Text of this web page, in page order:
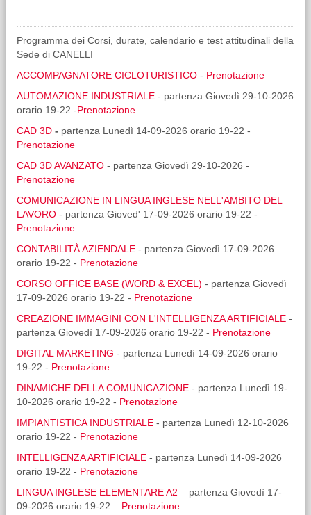
Programma dei Corsi, durate, calendario e test attitudinali della
Sede di CANELLI
ACCOMPAGNATORE CICLOTURISTICO- Prenotazione
AUTOMAZIONE INDUSTRIALE- partenza Giovedì 29-10-2026
orario 19-22 - Prenotazione
CAD 3D- partenza Lunedì 14-09-2026 orario 19-22 -
Prenotazione
CAD 3D AVANZATO- partenza Giovedì 29-10-2026 -
Prenotazione
COMUNICAZIONE IN LINGUA INGLESE NELL'AMBITO DEL
LAVORO- partenza Gioved' 17-09-2026 orario 19-22 -
Prenotazione
CONTABILITÀ AZIENDALE- partenza Giovedì 17-09-2026
orario 19-22 - Prenotazione
CORSO OFFICE BASE (WORD & EXCEL) - partenza Giovedì
17-09-2026 orario 19-22 - Prenotazione
CREAZIONE IMMAGINI CON L'INTELLIGENZA ARTIFICIALE-
partenza Giovedì 17-09-2026 orario 19-22 - Prenotazione
DIGITAL MARKETING - partenza Lunedì 14-09-2026 orario
19-22 - Prenotazione
DINAMICHE DELLA COMUNICAZIONE- partenza Lunedì 19-
10-2026 orario 19-22 - Prenotazione
IMPIANTISTICA INDUSTRIALE- partenza Lunedì 12-10-2026
orario 19-22 - Prenotazione
INTELLIGENZA ARTIFICIALE- partenza Lunedì 14-09-2026
orario 19-22 - Prenotazione
LINGUA INGLESE ELEMENTARE A2 – partenza Giovedì 17-
09-2026 orario 19-22 – Prenotazione